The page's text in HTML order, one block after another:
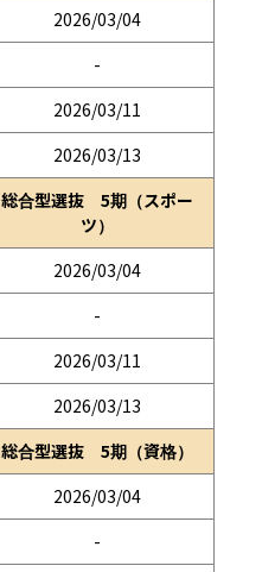
2026/03/04
-
2026/03/11
2026/03/13
総合型選抜 5期（スポー
ツ）
2026/03/04
-
2026/03/11
2026/03/13
総合型選抜 5期（資格）
2026/03/04
-